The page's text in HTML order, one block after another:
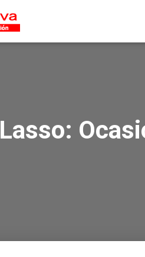
Lasso: